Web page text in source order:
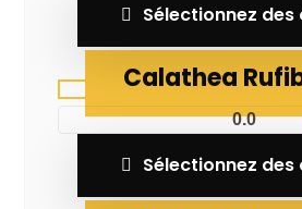
Sélectionnez
Calathea
0.0
Sélectionnez